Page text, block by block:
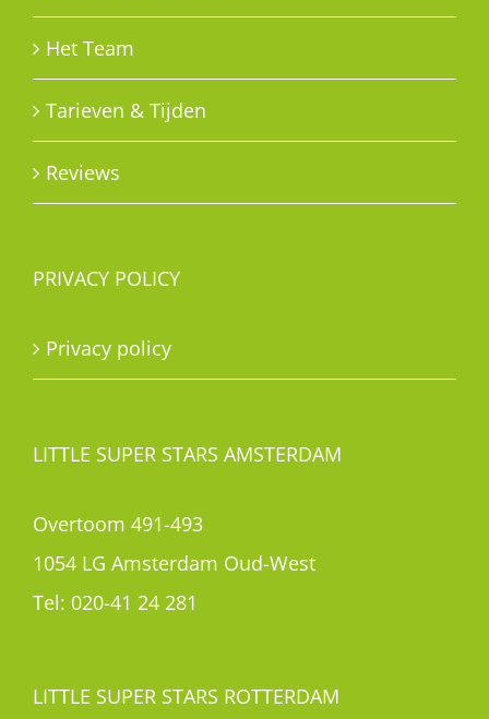
Het Team
Tarieven & Tijden
Reviews
PRIVACY POLICY
Privacy policy
LITTLE SUPER STARS AMSTERDAM
Overtoom 491-493
1054 LG Amsterdam Oud-West
Tel: 020-41 24 281
LITTLE SUPER STARS ROTTERDAM